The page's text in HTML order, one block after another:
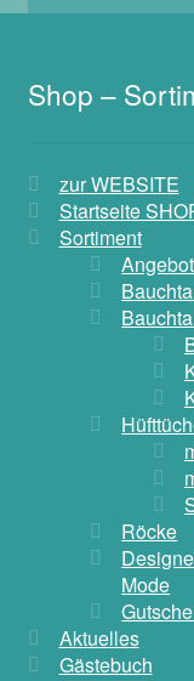
Shop –
zur WEBSITE
Startseite
Sortiment
Röcke
Mode
Aktuelles
Gästebuch